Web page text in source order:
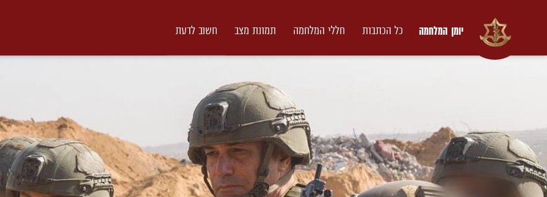
יומן המלחמה כל הכתבות חללי המלחמה תמונת מצב חשוב לדעת